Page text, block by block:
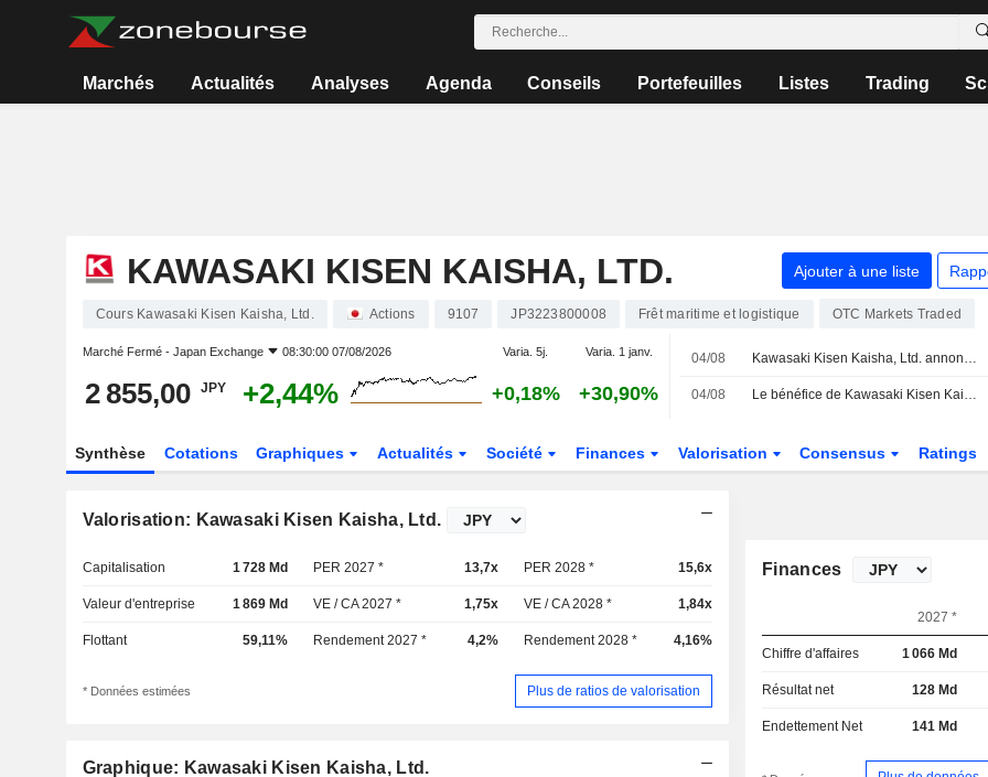
Marchés Actualités Analyses Agenda Conseils Portefeuilles Listes Trading
KAWASAKI KISEN KAISHA, LTD. Ajouter à une liste
Cours Kawasaki Kisen Kaisha, Ltd. Actions 9107 JP3223800008 Frêt maritime et logistique OTC Markets Traded
Marché Fermé - Japan Exchange 08:30:00 07/08/2026 Varia. 5j. Varia. 1 janv.
2 855,00 JPY +2,44% +0,18% +30,90%
04/08 Kawasaki Kisen Kaisha, Ltd. annonce ses prévisions de dividendes pour l'exercice clos le 31 mars 2027
04/08 Le bénéfice de Kawasaki Kisen Kaisha recule de 22 % au premier trimestre fiscal
Synthèse Cotations Graphiques Actualités Société Finances Valorisation Consensus Ratings
Valorisation: Kawasaki Kisen Kaisha, Ltd.
Capitalisation 1 728 Md PER 2027 * 13,7x PER 2028 * 15,6x
Valeur d'entreprise 1 869 Md VE / CA 2027 * 1,75x VE / CA 2028 * 1,84x
Flottant 59,11% Rendement 2027 * 4,2% Rendement 2028 * 4,16%
* Données estimées Plus de ratios de valorisation
Graphique: Kawasaki Kisen Kaisha, Ltd.
Finances
2027 *
Chiffre d'affaires 1 066 Md
Résultat net 128 Md
Endettement Net 141 Md